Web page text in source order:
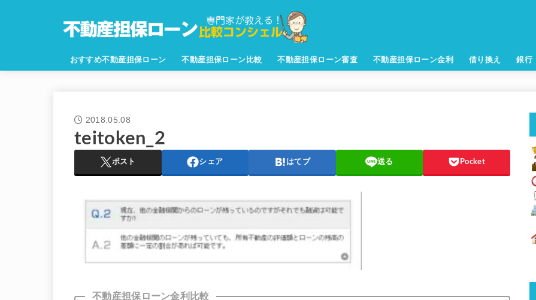
おすすめ不動産担保ローン 不動産担保ローン比較 不動産担保ローン審査 不動産担保ローン金利 借り換え 銀行
2018.05.08
teitoken_2
ポスト シェア はてブ 送る Pocket
不動産担保ローン金利比較